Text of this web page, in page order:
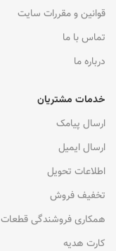
قوانین و مقررات سایت
تماس با ما
درباره ما
خدمات مشتریان
ارسال پیامک
ارسال ایمیل
اطلاعات تحویل
تخفیف فروش
همکاری فروشندگی قطعات
کارت هدیه